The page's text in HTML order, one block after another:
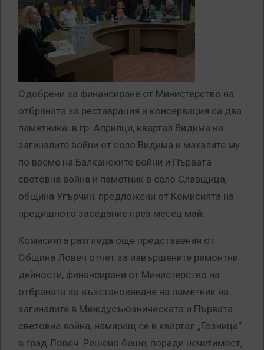
Одобрени за финансиране от Министерство на
отбраната за реставрация и консервация са два
паметника: в гр. Априлци, квартал Видима на
загиналите войни от село Видима и махалите му
по време на Балканските войни и Първата
световна война и паметник в село Славщица,
община Угърчин, предложени от Комисията на
предишното заседание през месец май.
Комисията разгледа още представения от
Община Ловеч отчет за извършените ремонтни
дейности, финансирани от Министерство на
отбраната за възстановяване на паметник на
загиналите в Междусъюзническата и Първата
световна война, намиращ се в квартал „Гозница“
в град Ловеч. Решено беше, поради нечетимост,